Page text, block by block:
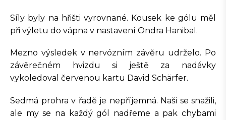
Síly byly na hřišti vyrovnané. Kousek ke gólu měl
při výletu do vápna v nastavení Ondra Hanibal.
Mezno výsledek v nervózním závěru udrželo. Po
závěrečném hvizdu si ještě za nadávky
vykoledoval červenou kartu David Schärfer.
Sedmá prohra v řadě je nepříjemná. Naši se snažili,
ale my se na každý gól nadřeme a pak chybami